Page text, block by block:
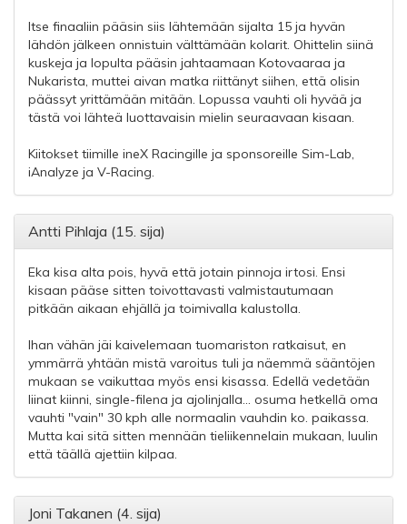
Itse finaaliin pääsin siis lähtemään sijalta 15 ja hyvän
lähdön jälkeen onnistuin välttämään kolarit. Ohittelin siinä
kuskeja ja lopulta pääsin jahtaamaan Kotovaaraa ja
Nukarista, muttei aivan matka riittänyt siihen, että olisin
päässyt yrittämään mitään. Lopussa vauhti oli hyvää ja
tästä voi lähteä luottavaisin mielin seuraavaan kisaan.
Kiitokset tiimille ineX Racingille ja sponsoreille Sim-Lab,
iAnalyze ja V-Racing.
Antti Pihlaja (15. sija)
Eka kisa alta pois, hyvä että jotain pinnoja irtosi. Ensi
kisaan pääse sitten toivottavasti valmistautumaan
pitkään aikaan ehjällä ja toimivalla kalustolla.
Ihan vähän jäi kaivelemaan tuomariston ratkaisut, en
ymmärrä yhtään mistä varoitus tuli ja näemmä sääntöjen
mukaan se vaikuttaa myös ensi kisassa. Edellä vedetään
liinat kiinni, single-filena ja ajolinjalla... osuma hetkellä oma
vauhti "vain" 30 kph alle normaalin vauhdin ko. paikassa.
Mutta kai sitä sitten mennään tieliikennelain mukaan, luulin
että täällä ajettiin kilpaa.
Joni Takanen (4. sija)